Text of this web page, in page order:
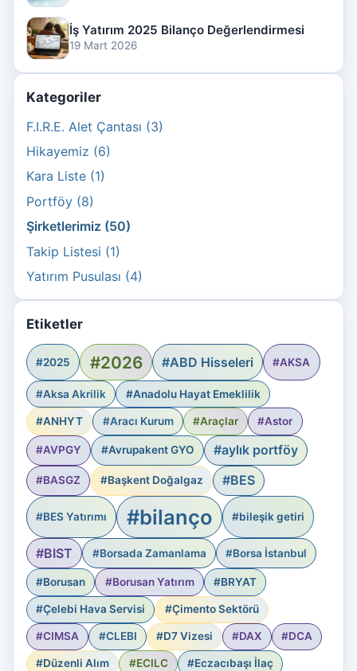
İş Yatırım 2025 Bilanço Değerlendirmesi
19 Mart 2026
Kategoriler
F.I.R.E. Alet Çantası (3)
Hikayemiz (6)
Kara Liste (1)
Portföy (8)
Şirketlerimiz (50)
Takip Listesi (1)
Yatırım Pusulası (4)
Etiketler
#2025 #2026 #ABD Hisseleri #AKSA
#Aksa Akrilik #Anadolu Hayat Emeklilik
#ANHYT #Aracı Kurum #Araçlar #Astor
#AVPGY #Avrupakent GYO #aylık portföy
#BASGZ #Başkent Doğalgaz #BES
#BES Yatırımı #bilanço #bileşik getiri
#BIST #Borsada Zamanlama #Borsa İstanbul
#Borusan #Borusan Yatırım #BRYAT
#Çelebi Hava Servisi #Çimento Sektörü
#CIMSA #CLEBI #D7 Vizesi #DAX #DCA
#Düzenli Alım #ECILC #Eczacıbaşı İlaç